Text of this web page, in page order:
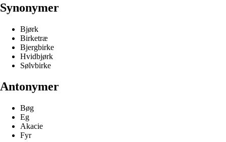
Synonymer
Bjørk
Birketræ
Bjergbirke
Hvidbjørk
Sølvbirke
Antonymer
Bøg
Eg
Akacie
Fyr